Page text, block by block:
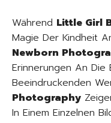
Während Little Girl
Magie Der Kindheit
Newborn
Erinnerungen An Die
Beeindruckenden
Photography
In Einem Einzelnen